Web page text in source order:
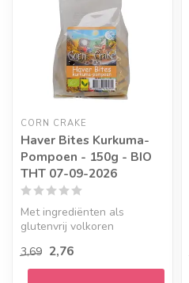
CORN CRAKE
Haver Bites Kurkuma-
Pompoen - 150g - BIO
THT 07-09-2026
Met ingrediënten als
glutenvrij volkoren
pompoen zijn deze...
3,69 2,76